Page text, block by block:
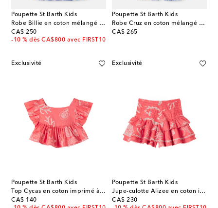
Poupette St Barth Kids
Robe Billie en coton mélangé à fleurs
CA$ 250
original price
-10 % dès CA$800 avec FIRST10
Poupette St Barth Kids
Robe Cruz en coton mélangé à imprimé floral
CA$ 265
original price
Exclusivité
Poupette St Barth Kids
Top Cycas en coton imprimé à volants
CA$ 140
original price
Exclusivité
Poupette St Barth Kids
Jupe-culotte Alizee en coton imprimée
CA$ 230
original price